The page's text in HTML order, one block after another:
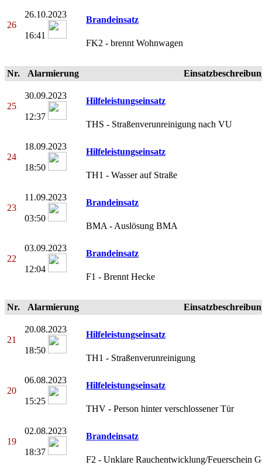
26
26.10.2023
16:41
Brandeinsatz
FK2 - brennt Wohnwagen
Nr. Alarmierung
25
30.09.2023
12:37
Hilfeleistungseinsatz
THS - Straßenverunreinigung nach VU
24
18.09.2023
18:50
Hilfeleistungseinsatz
TH1 - Wasser auf Straße
23
11.09.2023
03:50
Brandeinsatz
BMA - Auslösung BMA
22
03.09.2023
12:04
Brandeinsatz
F1 - Brennt Hecke
Nr. Alarmierung
21
20.08.2023
18:50
Hilfeleistungseinsatz
TH1 - Straßenverunreinigung
20
06.08.2023
15:25
Hilfeleistungseinsatz
THV - Person hinter verschlossener Tür
19
02.08.2023
18:37
Brandeinsatz
F2 - Unklare Rauchentwicklung/Feuerschein